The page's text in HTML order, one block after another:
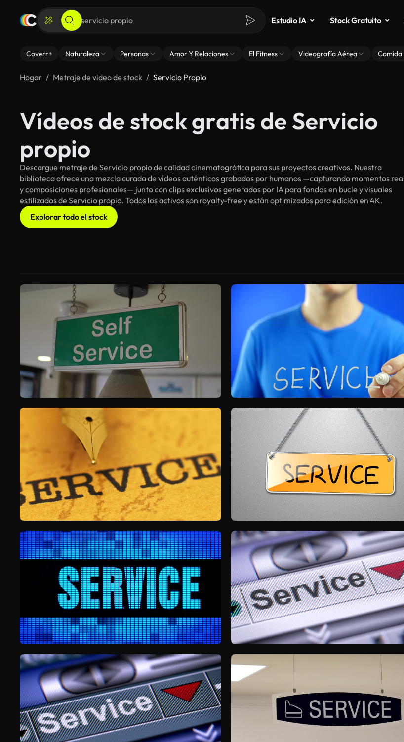
Estudio IA Stock Gratuito
Coverr+ Naturaleza Personas Amor Y Relaciones El Fitness Videografía Aérea Comida
Hogar Metraje de video de stock Servicio Propio
Vídeos de stock gratis de Servicio
propio
Descargue metraje de Servicio propio de calidad cinematográfica para sus proyectos creativos. Nuestra
biblioteca ofrece una mezcla curada de vídeos auténticos grabados por humanos —capturando momentos
y composiciones profesionales— junto con clips exclusivos generados por IA para fondos en bucle y visuales
estilizados de Servicio propio. Todos los activos son royalty-free y están optimizados para edición en 4K.
Explorar todo el stock